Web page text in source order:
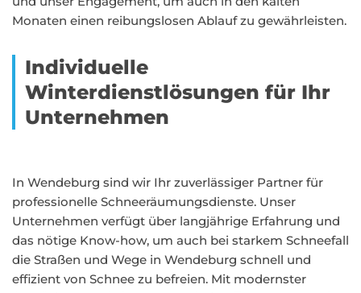
Monaten einen reibungslosen Ablauf zu gewährleisten.
Individuelle
Winterdienstlösungen für Ihr
Unternehmen
In Wendeburg sind wir Ihr zuverlässiger Partner für
professionelle Schneeräumungsdienste. Unser
Unternehmen verfügt über langjährige Erfahrung und
das nötige Know-how, um auch bei starkem Schneefall
die Straßen und Wege in Wendeburg schnell und
effizient von Schnee zu befreien. Mit modernster